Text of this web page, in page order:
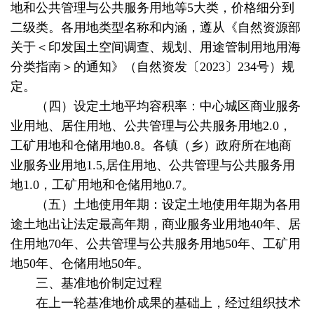
地和公共管理与公共服务用地等5大类，价格细分到
二级类。各用地类型名称和内涵，遵从《自然资源部
关于＜印发国土空间调查、规划、用途管制用地用海
分类指南＞的通知》（自然资发〔2023〕234号）规
定。
（四）设定土地平均容积率：中心城区商业服务
业用地、居住用地、公共管理与公共服务用地2.0，
工矿用地和仓储用地0.8。各镇（乡）政府所在地商
业服务业用地1.5,居住用地、公共管理与公共服务用
地1.0，工矿用地和仓储用地0.7。
（五）土地使用年期：设定土地使用年期为各用
途土地出让法定最高年期，商业服务业用地40年、居
住用地70年、公共管理与公共服务用地50年、工矿用
地50年、仓储用地50年。
三、基准地价制定过程
在上一轮基准地价成果的基础上，经过组织技术